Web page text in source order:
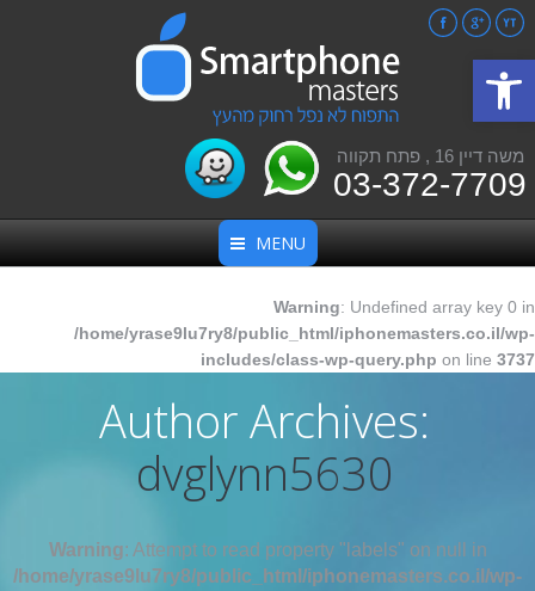
פתח סרגל נגישות
משה דיין 16 , פתח תקווה
03-372-7709
FacebookGoogle+
YouTube
MENU
Warning: Undefined array key 0 in
/home/yrase9lu7ry8/public_html/iphonemasters.co.il/wp-
includes/class-wp-query.php on line 3737
Author Archives:
dvglynn5630
Warning: Attempt to read property "labels" on null in
/home/yrase9lu7ry8/public_html/iphonemasters.co.il/wp-